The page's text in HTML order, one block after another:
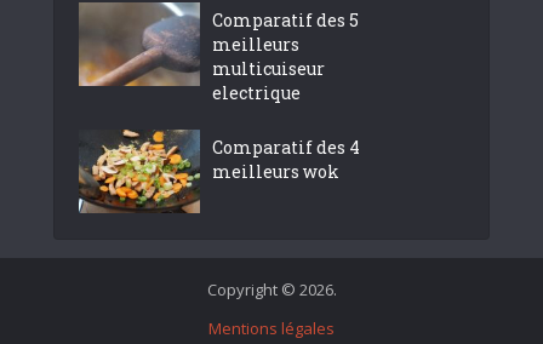
Comparatif des 5
meilleurs
multicuiseur
electrique
Comparatif des 4
meilleurs wok
Copyright © 2026.
Mentions légales